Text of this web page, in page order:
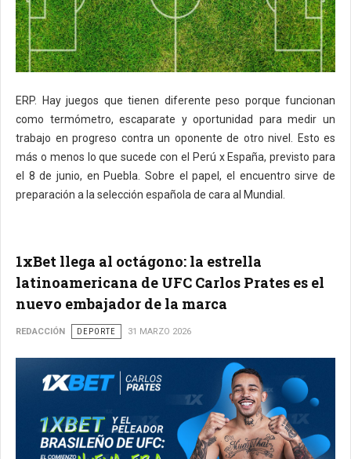
ERP. Hay juegos que tienen diferente peso porque funcionan
como termómetro, escaparate y oportunidad para medir un
trabajo en progreso contra un oponente de otro nivel. Esto es
más o menos lo que sucede con el Perú x España, previsto para
el 8 de junio, en Puebla. Sobre el papel, el encuentro sirve de
preparación a la selección española de cara al Mundial.
1xBet llega al octágono: la estrella
latinoamericana de UFC Carlos Prates es el
nuevo embajador de la marca
REDACCIÓN DEPORTE 31 MARZO 2026